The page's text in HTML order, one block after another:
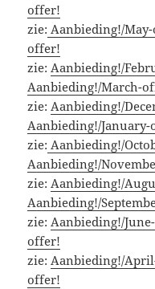
offer!
zie: Aanbieding!/
offer!
zie:Aanbieding!/
Aanbieding!/March-
zie:Aanbieding!/
Aanbieding!/
zie: Aanbieding!/
Aanbieding!/
zie:Aanbieding!/
Aanbieding!/
zie:Aanbieding!/
offer!
zie:Aanbieding!/
offer!